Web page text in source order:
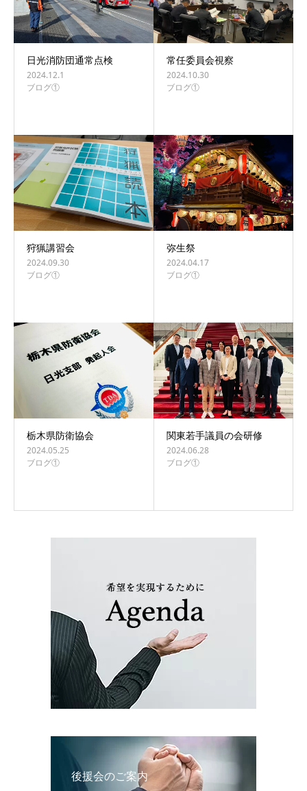
日光消防団通常点検
2024.12.1
ブログ①
常任委員会視察
2024.10.30
ブログ①
狩猟講習会
2024.09.30
ブログ①
弥生祭
2024.04.17
ブログ①
栃木県防衛協会
2024.05.25
ブログ①
関東若手議員の会研修
2024.06.28
ブログ①
後援会のご案内